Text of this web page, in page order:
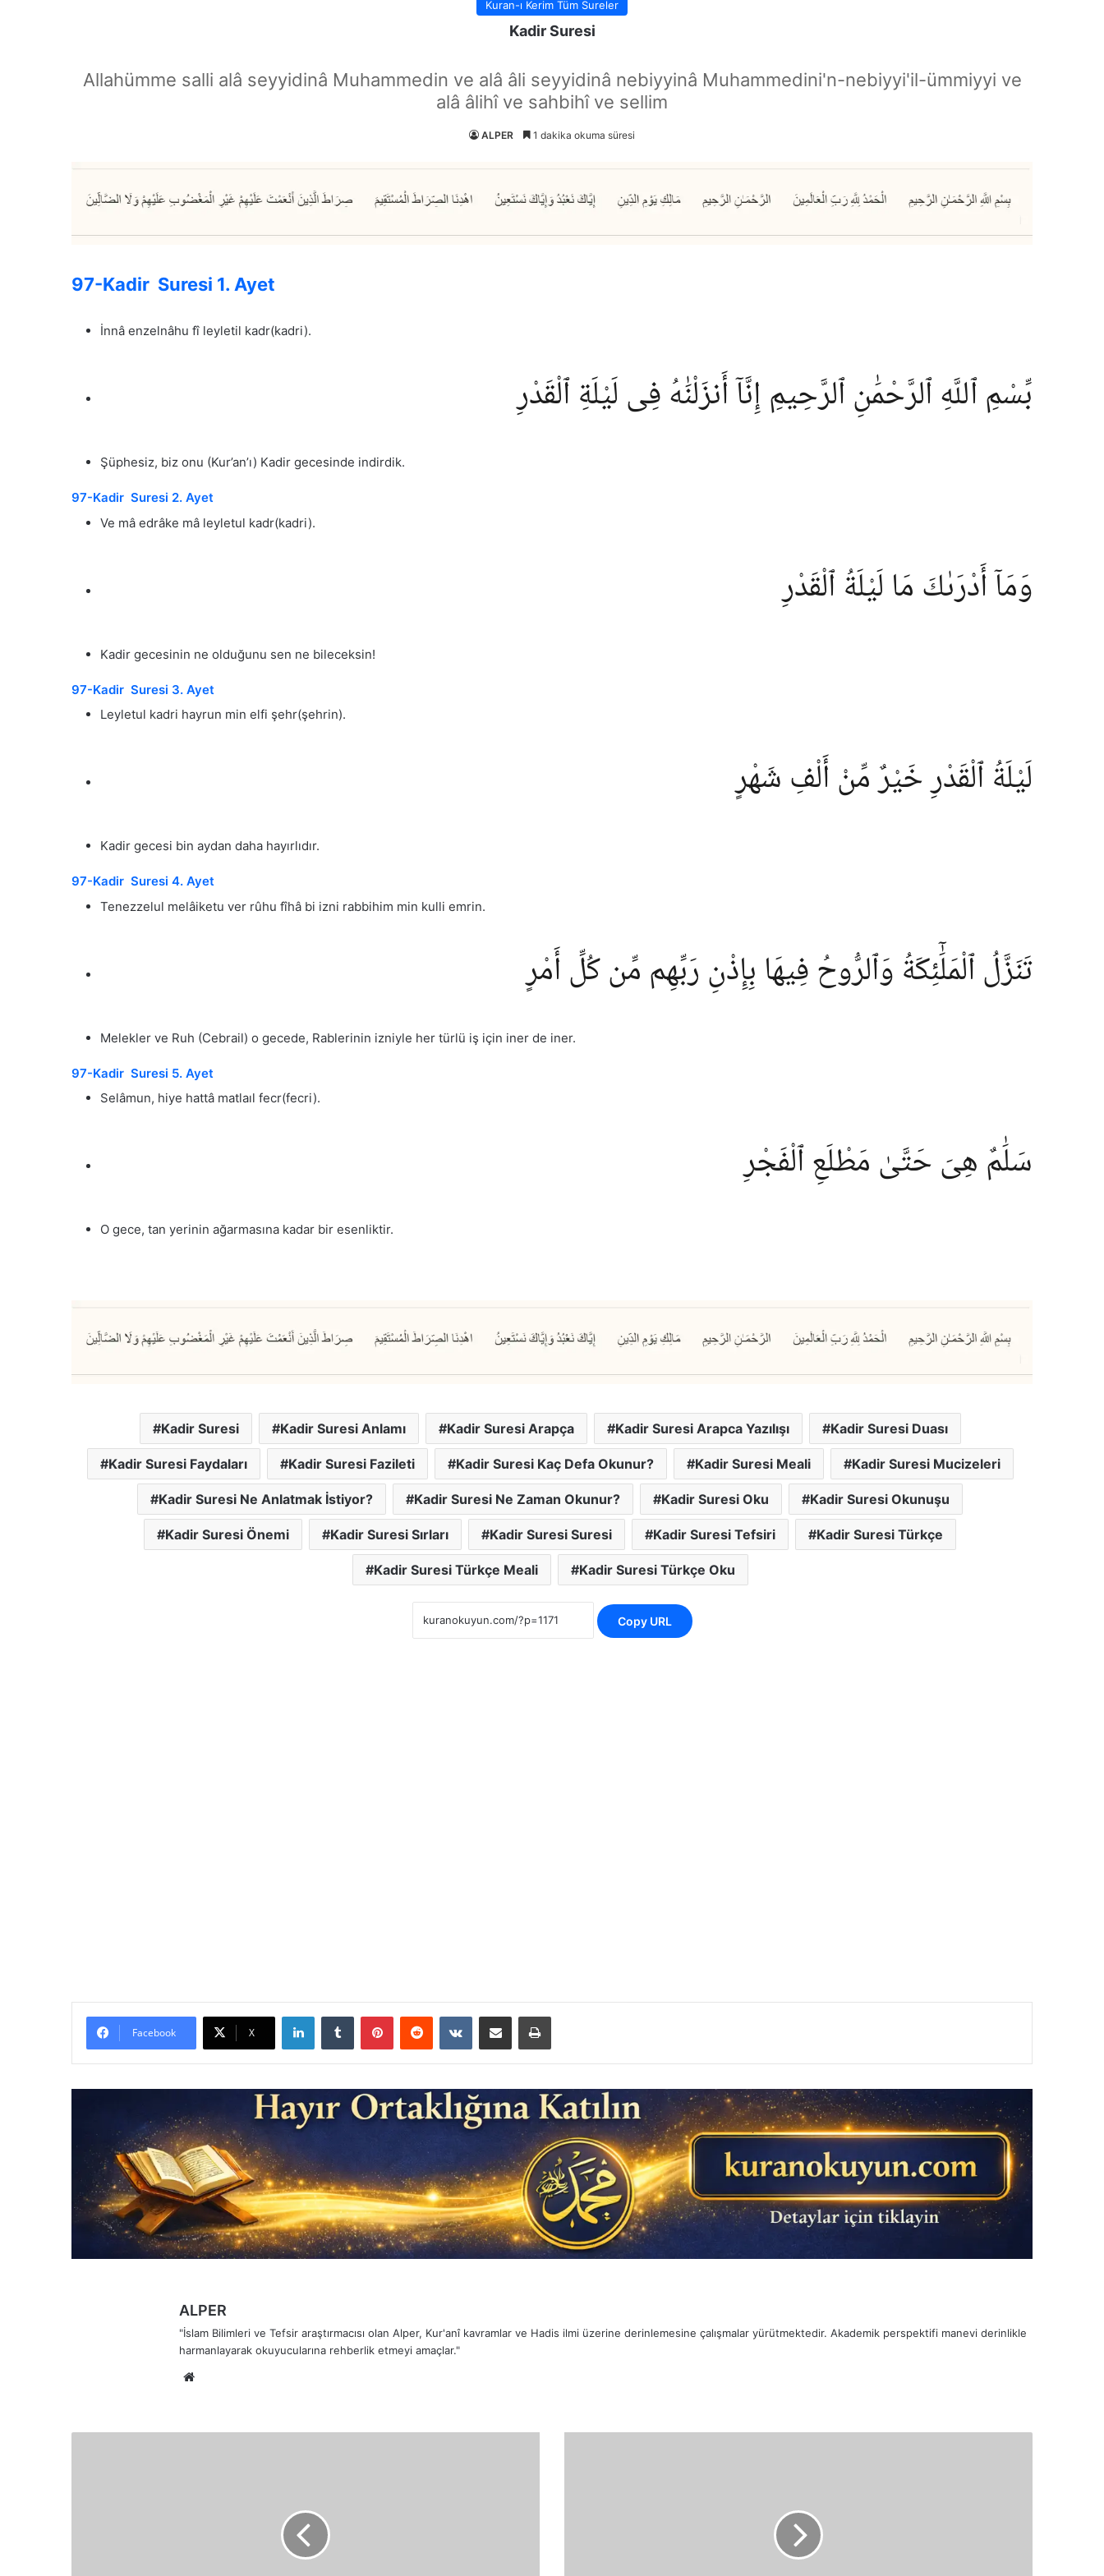
Kuran-ı Kerim Tüm Sureler
Kadir Suresi
Allahümme salli alâ seyyidinâ Muhammedin ve alâ âli seyyidinâ nebiyyinâ Muhammedini'n-nebiyyi'il-ümmiyyi ve
alâ âlihî ve sahbihî ve sellim
ALPER 1 dakika okuma süresi
97-Kadir Suresi 1. Ayet
İnnâ enzelnâhu fî leyletil kadr(kadri).
بِّسْمِ ٱللَّهِ ٱلرَّحْمَٰنِ ٱلرَّحِيمِ إِنَّآ أَنزَلْنَٰهُ فِى لَيْلَةِ ٱلْقَدْرِ
Şüphesiz, biz onu (Kur’an’ı) Kadir gecesinde indirdik.
97-Kadir Suresi 2. Ayet
Ve mâ edrâke mâ leyletul kadr(kadri).
وَمَآ أَدْرَىٰكَ مَا لَيْلَةُ ٱلْقَدْرِ
Kadir gecesinin ne olduğunu sen ne bileceksin!
97-Kadir Suresi 3. Ayet
Leyletul kadri hayrun min elfi şehr(şehrin).
لَيْلَةُ ٱلْقَدْرِ خَيْرٌ مِّنْ أَلْفِ شَهْرٍ
Kadir gecesi bin aydan daha hayırlıdır.
97-Kadir Suresi 4. Ayet
Tenezzelul melâiketu ver rûhu fîhâ bi izni rabbihim min kulli emrin.
تَنَزَّلُ ٱلْمَلَٰٓئِكَةُ وَٱلرُّوحُ فِيهَا بِإِذْنِ رَبِّهِم مِّن كُلِّ أَمْرٍ
Melekler ve Ruh (Cebrail) o gecede, Rablerinin izniyle her türlü iş için iner de iner.
97-Kadir Suresi 5. Ayet
Selâmun, hiye hattâ matlaıl fecr(fecri).
سَلَٰمٌ هِىَ حَتَّىٰ مَطْلَعِ ٱلْفَجْرِ
O gece, tan yerinin ağarmasına kadar bir esenliktir.
Kadir Suresi Kadir Suresi Anlamı Kadir Suresi Arapça Kadir Suresi Arapca Yazılışı Kadir Suresi Duası
Kadir Suresi Faydaları Kadir Suresi Fazileti Kadir Suresi Kaç Defa Okunur? Kadir Suresi Meali Kadir Suresi Mucizeleri
Kadir Suresi Ne Anlatmak İstiyor? Kadir Suresi Ne Zaman Okunur? Kadir Suresi Oku Kadir Suresi Okunuşu
Kadir Suresi Önemi Kadir Suresi Sırları Kadir Suresi Suresi Kadir Suresi Tefsiri Kadir Suresi Türkçe
Kadir Suresi Türkçe Meali Kadir Suresi Türkçe Oku
Copy URL
Facebook X
LinkedInTumblr PinterestReddit VKontakteE-Posta ile paylaş Yazdır
ALPER
"İslam Bilimleri ve Tefsir araştırmacısı olan Alper, Kur'anî kavramlar ve Hadis ilmi üzerine derinlemesine çalışmalar yürütmektedir. Akademik perspektifi manevi derinlikle
harmanlayarak okuyucularına rehberlik etmeyi amaçlar."